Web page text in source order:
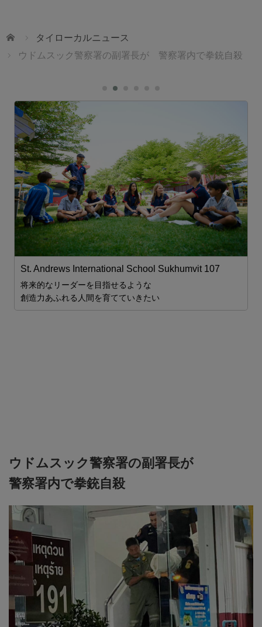
ホーム
タイローカルニュース
ウドムスック警察署の副署長が 警察署内で拳銃自殺
St. Andrews International School Sukhumvit 107
将来的なリーダーを目指せるような
創造力あふれる人間を育てていきたい
ウドムスック警察署の副署長が
警察署内で拳銃自殺